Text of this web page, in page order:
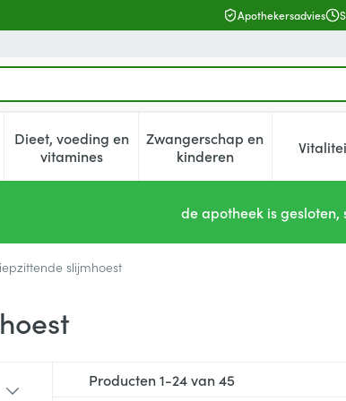
Apothekersadvies
voor Schoonheid, verzorging en hygiëne
Dieet, voeding en
vitaminesToon submenu voor Dieet, voeding en
Zwangerschap en
kinderenToon submenu voor
de apotheek is
slijmhoest
Producten1-24van45